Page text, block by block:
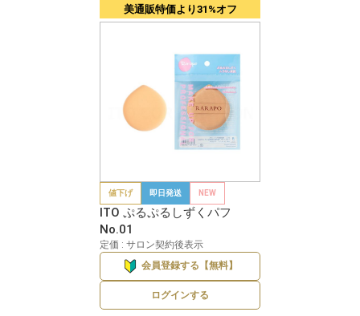
美通販特価より31%オフ
値下げ 即日発送 NEW
ITO ぷるぷるしずくパフ
No.01
定価 : サロン契約後表示
会員登録する【無料】
ログインする